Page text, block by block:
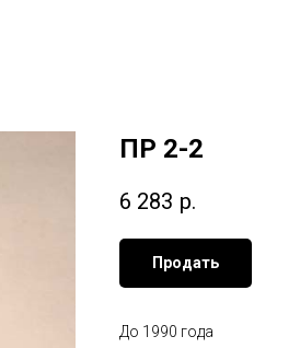
ПР 2-2
6 283 р.
Продать
До 1990 года